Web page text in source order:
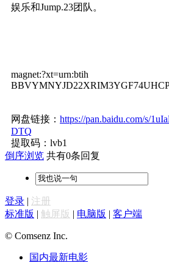
娱乐和Jump.23团队。
magnet:?xt=urn:btih
网盘链接： https://pan.baidu.com/s/
DTQ
提取码：lvb1
倒序浏览 共有0条回复
登录 | 注册
标准版 | 触屏版 | 电脑版 | 客户端
© Comsenz Inc.
国内最新电影